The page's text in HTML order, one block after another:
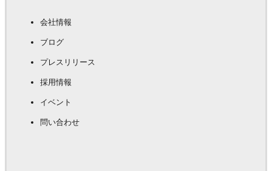
会社情報
ブログ
プレスリリース
採用情報
イベント
問い合わせ